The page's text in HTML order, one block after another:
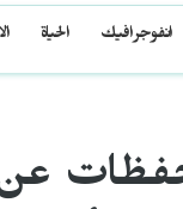
انفوجرافيك الحياة
عن